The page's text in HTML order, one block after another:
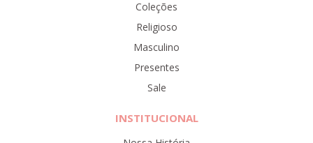
Coleções
Religioso
Masculino
Presentes
Sale
INSTITUCIONAL